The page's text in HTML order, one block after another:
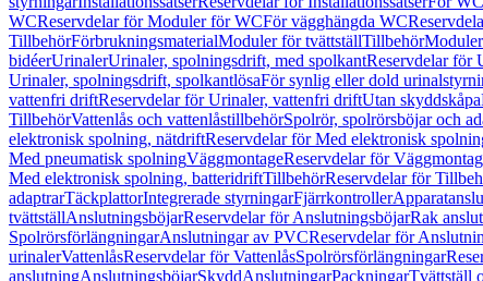
WCReservdelar för Moduler för WCFör vägghängda WC
TillbehörFörbrukningsmaterialModuler för tvättställTillbehör
bidéerUrinalerUrinaler, spolningsdrift, med spolkantReservdelar för
Urinaler, spolningsdrift, spolkantlösaFör synlig eller dold
vattenfri driftReservdelar för Urinaler, vattenfri driftUtan skyddskåpa
TillbehörVattenlås och vattenlåstillbehörSpolrör, spolrörsböjar och
elektronisk spolning, nätdriftReservdelar för Med elektronisk
Med pneumatisk spolningVäggmontageReservdelar för
Med elektronisk spolning, batteridriftTillbehörReservdelar för
adaptrarTäckplattorIntegrerade styrningarFjärrkontroller
tvättställAnslutningsböjarReservdelar för AnslutningsböjarRak
SpolrörsförlängningarAnslutningar av PVCReservdelar för
urinalerVattenlåsReservdelar för VattenlåsSpolrörsförlängningar
anslutningAnslutningsböjarSkyddAnslutningarPackningarTvättställ